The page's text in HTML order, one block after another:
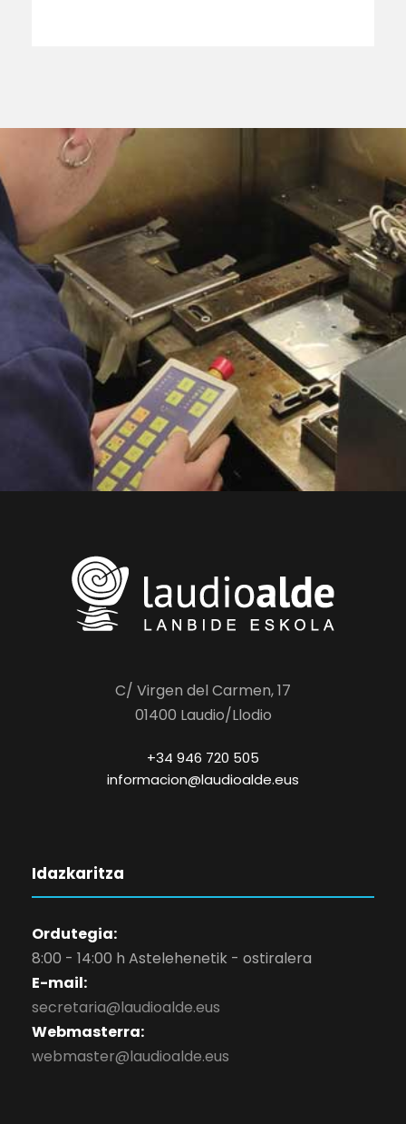
C/ Virgen del Carmen, 17
01400 Laudio/Llodio
+34 946 720 505
informacion@laudioalde.eus
Idazkaritza
Ordutegia:
8:00 - 14:00 h Astelehenetik - ostiralera
E-mail:
secretaria@laudioalde.eus
Webmasterra:
webmaster@laudioalde.eus